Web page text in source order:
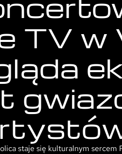
TV w
staje się kulturalnym sercem